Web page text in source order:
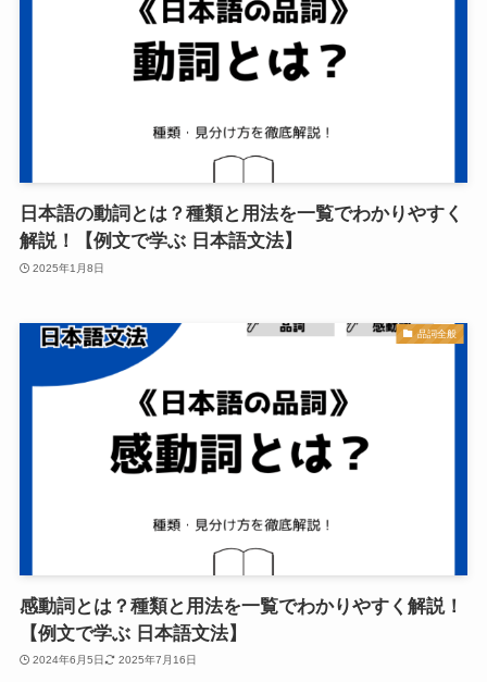
日本語の動詞とは？種類と用法を一覧でわかりやすく
解説！【例文で学ぶ 日本語文法】
2025年1月8日
品詞全般
感動詞とは？種類と用法を一覧でわかりやすく解説！
【例文で学ぶ 日本語文法】
2024年6月5日 2025年7月16日